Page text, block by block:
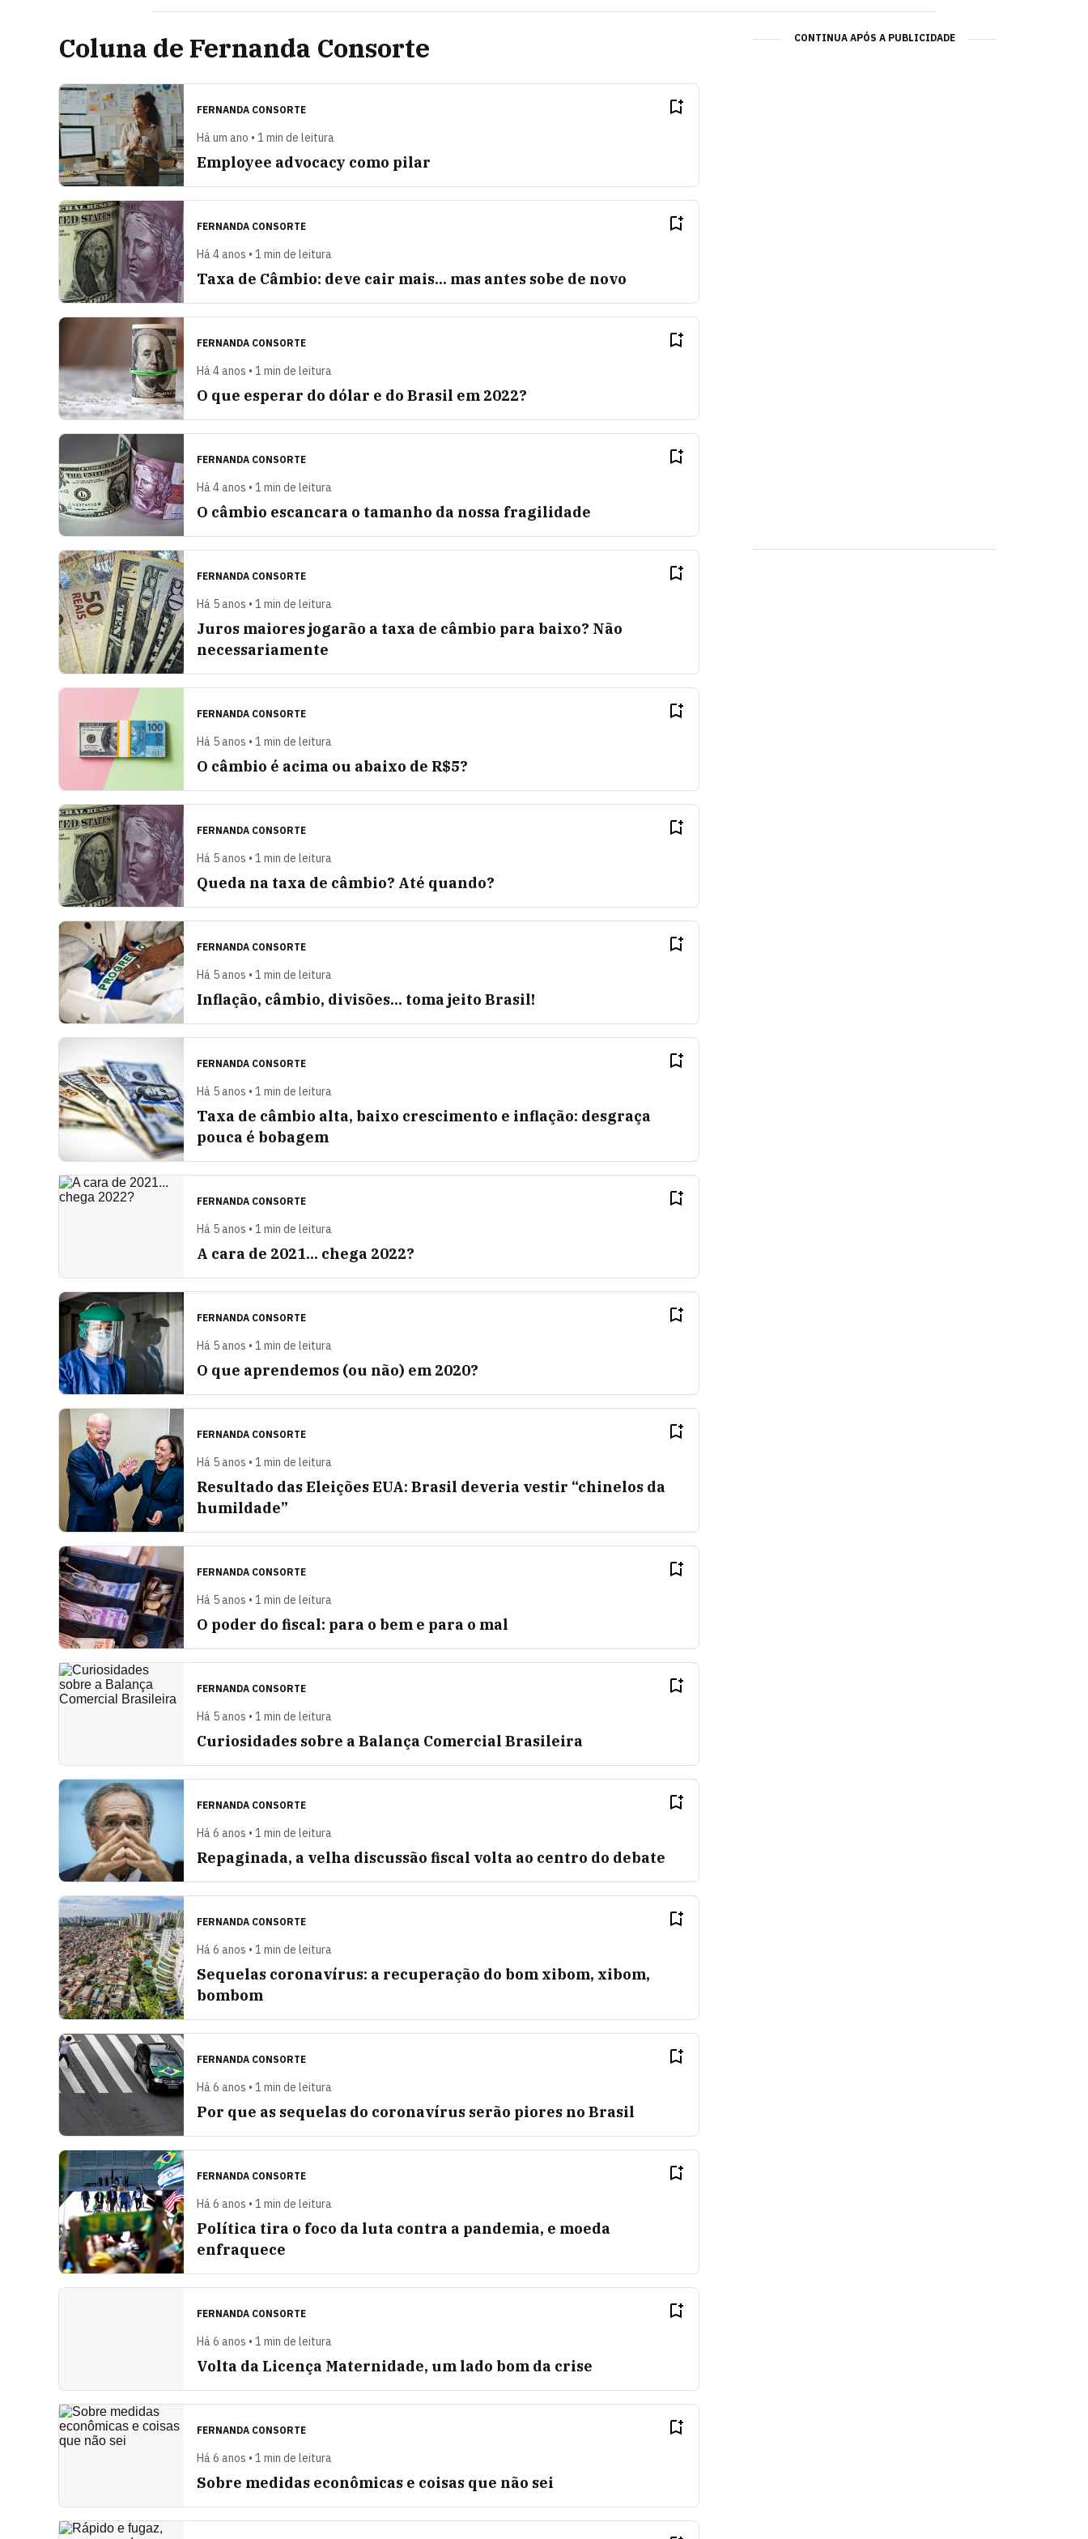
Coluna de Fernanda Consorte
FERNANDA CONSORTE
Há um ano • 1 min de leitura
Employee advocacy como pilar
FERNANDA CONSORTE
Há 4 anos • 1 min de leitura
Taxa de Câmbio: deve cair mais... mas antes sobe de novo
FERNANDA CONSORTE
Há 4 anos • 1 min de leitura
O que esperar do dólar e do Brasil em 2022?
FERNANDA CONSORTE
Há 4 anos • 1 min de leitura
O câmbio escancara o tamanho da nossa fragilidade
FERNANDA CONSORTE
Há 5 anos • 1 min de leitura
Juros maiores jogarão a taxa de câmbio para baixo? Não
necessariamente
FERNANDA CONSORTE
Há 5 anos • 1 min de leitura
O câmbio é acima ou abaixo de R$5?
FERNANDA CONSORTE
Há 5 anos • 1 min de leitura
Queda na taxa de câmbio? Até quando?
FERNANDA CONSORTE
Há 5 anos • 1 min de leitura
Inflação, câmbio, divisões... toma jeito Brasil!
FERNANDA CONSORTE
Há 5 anos • 1 min de leitura
Taxa de câmbio alta, baixo crescimento e inflação: desgraça
pouca é bobagem
FERNANDA CONSORTE
Há 5 anos • 1 min de leitura
A cara de 2021... chega 2022?
FERNANDA CONSORTE
Há 5 anos • 1 min de leitura
O que aprendemos (ou não) em 2020?
FERNANDA CONSORTE
Há 5 anos • 1 min de leitura
Resultado das Eleições EUA: Brasil deveria vestir “chinelos da
humildade”
FERNANDA CONSORTE
Há 5 anos • 1 min de leitura
O poder do fiscal: para o bem e para o mal
FERNANDA CONSORTE
Há 5 anos • 1 min de leitura
Curiosidades sobre a Balança Comercial Brasileira
FERNANDA CONSORTE
Há 6 anos • 1 min de leitura
Repaginada, a velha discussão fiscal volta ao centro do debate
FERNANDA CONSORTE
Há 6 anos • 1 min de leitura
Sequelas coronavírus: a recuperação do bom xibom, xibom,
bombom
FERNANDA CONSORTE
Há 6 anos • 1 min de leitura
Por que as sequelas do coronavírus serão piores no Brasil
FERNANDA CONSORTE
Há 6 anos • 1 min de leitura
Política tira o foco da luta contra a pandemia, e moeda
enfraquece
FERNANDA CONSORTE
Há 6 anos • 1 min de leitura
Volta da Licença Maternidade, um lado bom da crise
FERNANDA CONSORTE
Há 6 anos • 1 min de leitura
Sobre medidas econômicas e coisas que não sei
CONTINUA APÓS A PUBLICIDADE